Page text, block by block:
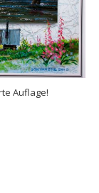
Auflage!